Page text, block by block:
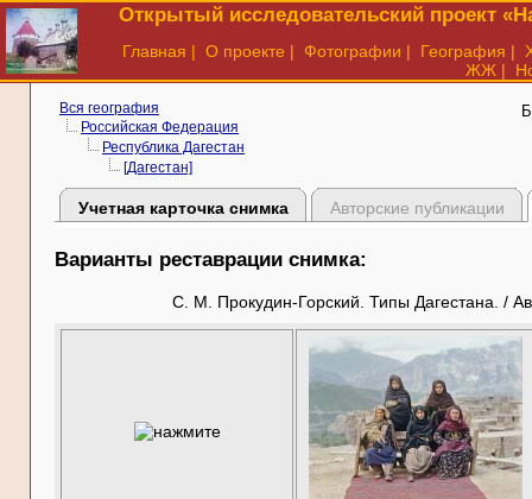
Открытый исследовательский проект
Главная | О проекте | Фотографии | География |
ЖЖ |
Вся география
Российская Федерация
Республика Дагестан
[Дагестан]
Учетная карточка снимка Авторские публикации
Варианты реставрации снимка:
С. М. Прокудин-Горский. Типы Дагестана. /